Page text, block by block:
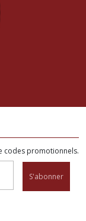
codes promotionnels.
S'abonner